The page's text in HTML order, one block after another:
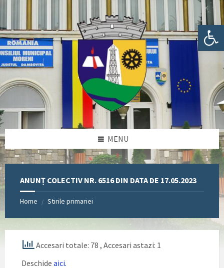
Deschide bara de unelte
sidebar
sidebar
MENU
ANUNȚ COLECTIV NR. 6516 DIN DATA DE 17.05.2023
Home / Stirile primariei
Accesari totale: 78 , Accesari astazi: 1
Deschide aici.